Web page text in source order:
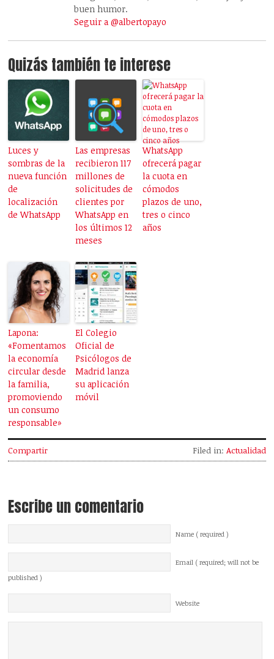
buen humor.
Seguir a @albertopayo
Quizás también te interese
Luces y
sombras de la
nueva función
de
localización
de WhatsApp
Las empresas
recibieron 117
millones de
solicitudes de
clientes por
WhatsApp en
los últimos 12
meses
WhatsApp
ofrecerá pagar
la cuota en
cómodos
plazos de uno,
tres o cinco
años
Lapona:
«Fomentamos
la economía
circular desde
la familia,
promoviendo
un consumo
responsable»
El Colegio
Oficial de
Psicólogos de
Madrid lanza
su aplicación
móvil
Compartir Filed in: Actualidad
Escribe un comentario
Name ( required )
Email ( required; will not be
published )
Website